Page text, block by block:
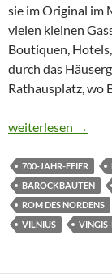
sie im Original im
vielen kleinen
Boutiquen,
durch das
Rathausplatz, wo
EIN
weiterlesen →
700-JAHR-FEIER
BAROCKBAUTEN
ROM DES NORDENS
VILNIUS